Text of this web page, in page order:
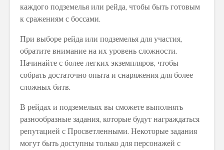
каждого подземелья или рейда, чтобы быть готовым
к сражениям с боссами.
При выборе рейда или подземелья для участия,
обратите внимание на их уровень сложности.
Начинайте с более легких экземпляров, чтобы
собрать достаточно опыта и снаряжения для более
сложных битв.
В рейдах и подземельях вы сможете выполнять
разнообразные задания, которые будут награждаться
репутацией с Просветленными. Некоторые задания
могут быть доступны только для персонажей с